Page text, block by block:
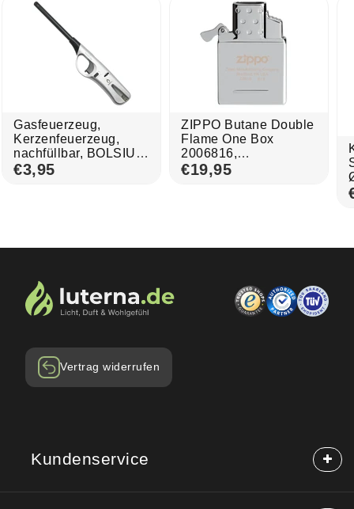
Gasfeuerzeug,
Kerzenfeuerzeug,
nachfüllbar, BOLSIUS,
mit regulierbarer
Flamme
€3,95
ZIPPO Butane Double
Flame One Box
2006816,
Doppelbrenner-
Einsatz, nachfüllbar
€19,95
Vertrag widerrufen
Kundenservice